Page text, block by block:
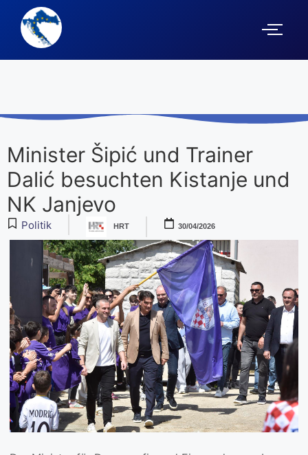
Minister Šipić und Trainer
Dalić besuchten Kistanje und
NK Janjevo
Politik HRT 30/04/2026